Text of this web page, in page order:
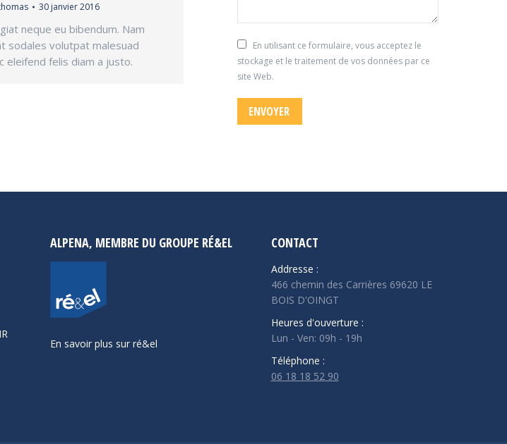
30 janvier 2016
neque eu bibendum. Nam
sodales volutpat malesuad
eleifend felis diam a justo.
En utilisant ce formulaire, vous acceptez le
stockage et le traitement de vos données par ce
site Web.
ENVOYER
ALPENA, MEMBRE DU GROUPE RÉ&EL
En savoir plus sur ré&el
CONTACT
Addresse :
466 chemin des Carrières 69620 LE
BOIS D'OINGT
Heures d'ouverture :
Lun - Ven: 09h - 19h
Téléphone :
06 18 18 52 90